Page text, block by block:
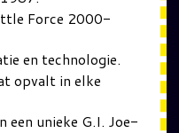
Force 2000-
en technologie.
opvalt in elke
een unieke G.I. Joe-